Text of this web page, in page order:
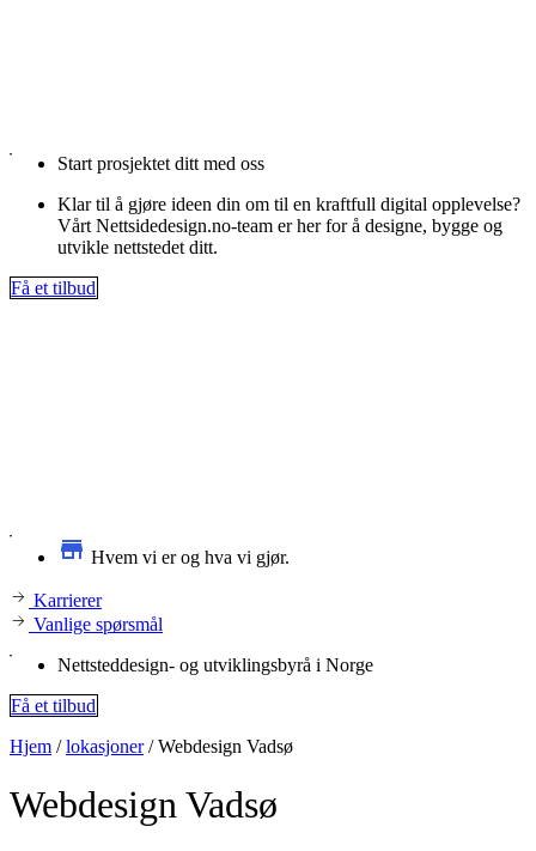
Start prosjektet ditt med oss
Klar til å gjøre ideen din om til en kraftfull digital opplevelse?
Vårt Nettsidedesign.no-team er her for å designe, bygge og
utvikle nettstedet ditt.
Få et tilbud
Hvem vi er og hva vi gjør.
Karrierer
Vanlige spørsmål
Nettsteddesign- og utviklingsbyrå i Norge
Få et tilbud
Hjem /lokasjoner/Webdesign Vadsø
WebdesignVadsø